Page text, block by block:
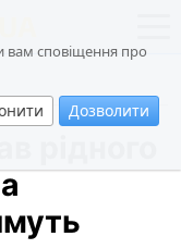
вам сповіщення про
Дозволити
рідного